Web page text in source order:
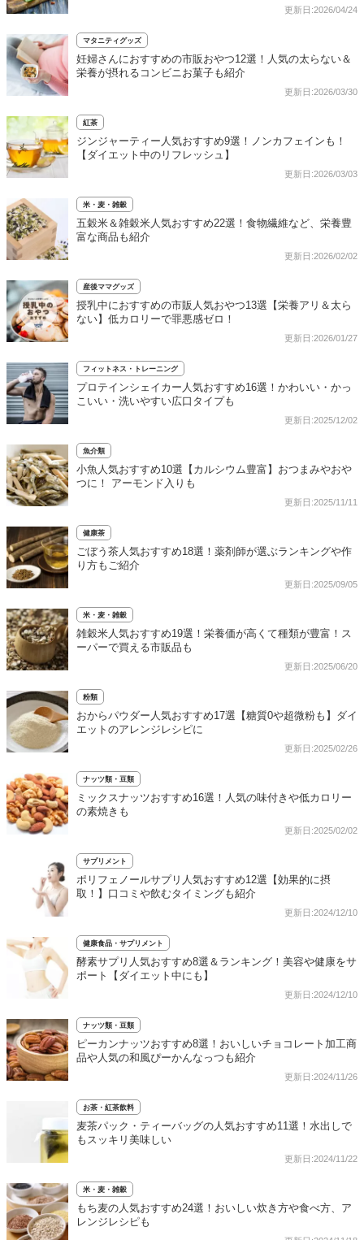
更新日:2026/04/24
マタニティグッズ
妊婦さんにおすすめの市販おやつ12選！人気の太らない＆
栄養が摂れるコンビニお菓子も紹介
更新日:2026/03/30
紅茶
ジンジャーティー人気おすすめ9選！ノンカフェインも！
【ダイエット中のリフレッシュ】
更新日:2026/03/03
米・麦・雑穀
五穀米＆雑穀米人気おすすめ22選！食物繊維など、栄養豊
富な商品も紹介
更新日:2026/02/02
産後ママグッズ
授乳中におすすめの市販人気おやつ13選【栄養アリ＆太ら
ない】低カロリーで罪悪感ゼロ！
更新日:2026/01/27
フィットネス・トレーニング
プロテインシェイカー人気おすすめ16選！かわいい・かっ
こいい・洗いやすい広口タイプも
更新日:2025/12/02
魚介類
小魚人気おすすめ10選【カルシウム豊富】おつまみやおや
つに！ アーモンド入りも
更新日:2025/11/11
健康茶
ごぼう茶人気おすすめ18選！薬剤師が選ぶランキングや作
り方もご紹介
更新日:2025/09/05
米・麦・雑穀
雑穀米人気おすすめ19選！栄養価が高くて種類が豊富！ス
ーパーで買える市販品も
更新日:2025/06/20
粉類
おからパウダー人気おすすめ17選【糖質0や超微粉も】ダイ
エットのアレンジレシピに
更新日:2025/02/26
ナッツ類・豆類
ミックスナッツおすすめ16選！人気の味付きや低カロリー
の素焼きも
更新日:2025/02/02
サプリメント
ポリフェノールサプリ人気おすすめ12選【効果的に摂
取！】口コミや飲むタイミングも紹介
更新日:2024/12/10
健康食品・サプリメント
酵素サプリ人気おすすめ8選＆ランキング！美容や健康をサ
ポート【ダイエット中にも】
更新日:2024/12/10
ナッツ類・豆類
ピーカンナッツおすすめ8選！おいしいチョコレート加工商
品や人気の和風ぴーかんなっつも紹介
更新日:2024/11/26
お茶・紅茶飲料
麦茶パック・ティーバッグの人気おすすめ11選！水出しで
もスッキリ美味しい
更新日:2024/11/22
米・麦・雑穀
もち麦の人気おすすめ24選！おいしい炊き方や食べ方、ア
レンジレシピも